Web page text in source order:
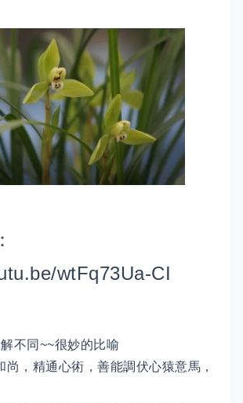
wtFq73Ua-CI
不同~~很妙的比喻
尚，精通心術，善能調伏心猿意馬，